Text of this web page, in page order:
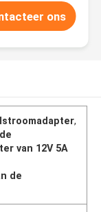
ons
,
van 12V 5A
de